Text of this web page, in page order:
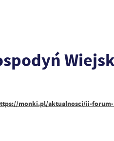
monki.pl/aktualnosci/ii-